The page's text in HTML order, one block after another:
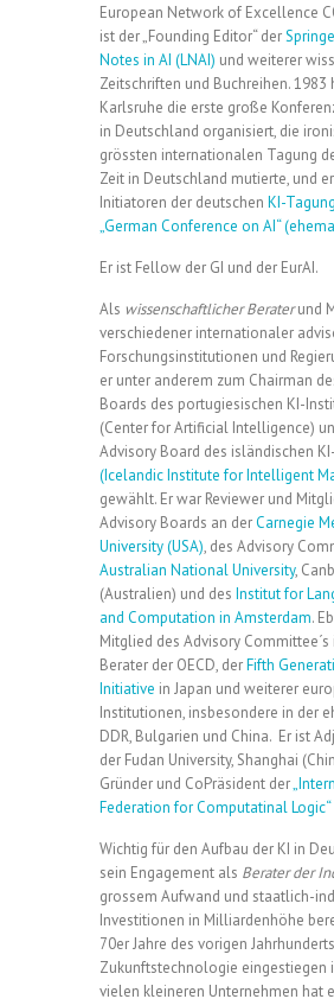
European Network of Excellence
ist der „Founding Editor“ der
Notes in AI (LNAI) und weiterer
Zeitschriften und Buchreihen. 1983
Karlsruhe die erste große
in Deutschland organisiert, die
grössten internationalen Tagung
Zeit in Deutschland mutierte, und
Initiatoren der deutschen KI-
„German Conference on AI“
Er ist Fellow der GI und der EurAI.
Als wissenschaftlicher Beraterund
verschiedener internationaler
Forschungsinstitutionen und
er unter anderem zum Chairman
Boards des portugiesischen KI-
(Center for Artificial Intelligence)
Advisory Board des isländischen
(Icelandic Institute for Intelligent
gewählt. Er war Reviewer und
Advisory Boards an derCarnegie
University (USA), des Advisory
Australian National University,
(Australien) und des Institut for
and Computation in Amsterdam.
Mitglied des Advisory
Berater der OECD, derFifth
Initiative in Japan und weiterer
Institutionen, insbesondere in der
DDR, Bulgarien und China. Er ist
der Fudan University, Shanghai
Gründer und CoPräsident der
Federation for Computatinal Logic“
Wichtig für den Aufbau der KI in
sein Engagement als Berater der
grossem Aufwand und staatlich-
Investitionen in Milliardenhöhe
70er Jahre des vorigen
Zukunftstechnologie eingestiegen
vielen kleineren Unternehmen hat